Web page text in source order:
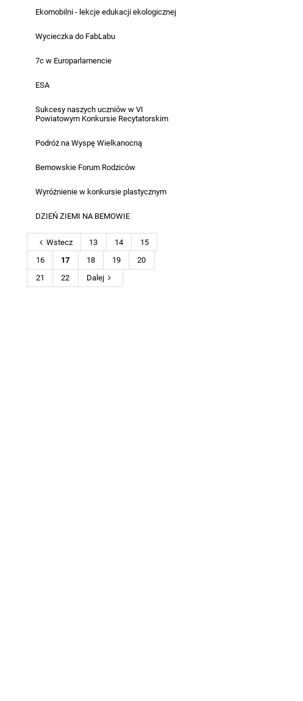
Ekomobilni - lekcje edukacji ekologicznej
Wycieczka do FabLabu
7c w Europarlamencie
ESA
Sukcesy naszych uczniów w VI
Powiatowym Konkursie Recytatorskim
Podróż na Wyspę Wielkanocną
Bemowskie Forum Rodziców
Wyróżnienie w konkursie plastycznym
DZIEŃ ZIEMI NA BEMOWIE
Wstecz
13 14
15
16
17 18 19
20
21
22 Dalej